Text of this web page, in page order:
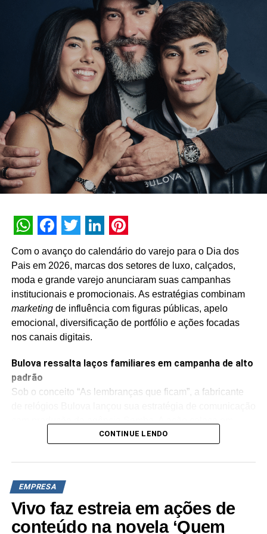
NÃO PERCA
CRS Brands lança campanha de Cereser para o
Dia das Mães
WhatsApp
Facebook
Twitter
LinkedIn
Pinterest
Com o avanço do calendário do varejo para o Dia dos
Pais em 2026, marcas dos setores de luxo, calçados,
moda e grande varejo anunciaram suas campanhas
institucionais e promocionais. As estratégias combinam
marketingde influência com figuras públicas, apelo
emocional, diversificação de portfólio e ações focadas
nos canais digitais.
Bulova ressalta laços familiares em campanha de alto
padrão
Sob o conceito “As lembranças que ficam”, a fabricante
evidência a ideia do relógio como um item transmitido
Rafael Zulu ao lado da filha, Luiza Zulu, além de Israel
Vasconcelos,CEOda SWG Brasil (distribuidora da marca
no país), acompanhado de seus filhos João Pedro e
CONTINUE LENDO
EMPRESA
Vivo faz estreia em ações de
conteúdo na novela ‘Quem